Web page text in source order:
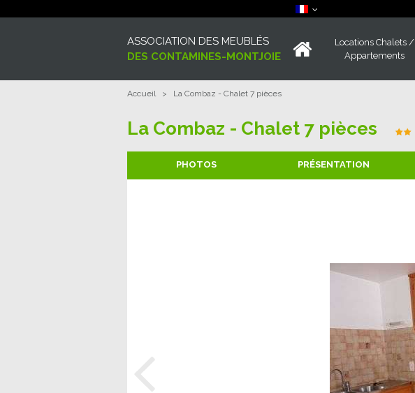
ASSOCIATION DES MEUBLÉS
DES CONTAMINES-MONTJOIE
Locations Chalets /
Appartements
Accueil > La Combaz - Chalet 7 pièces
La Combaz - Chalet 7 pièces
PHOTOS PRÉSENTATION